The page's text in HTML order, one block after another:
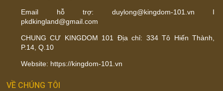
Email hỗ trợ: duylong@kingdom-101.vn I
pkdkingland@gmail.com
CHUNG CƯ KINGDOM 101 Địa chỉ: 334 Tô Hiến Thành,
P.14, Q.10
Website: https://kingdom-101.vn
VỀ CHÚNG TÔI